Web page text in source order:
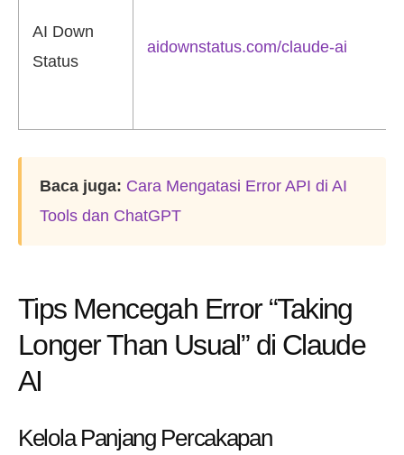
AI Down
Status
aidownstatus.com/claude-ai
Baca juga: Cara Mengatasi Error API di AI
Tools dan ChatGPT
Tips Mencegah Error “Taking
Longer Than Usual” di Claude
AI
Kelola Panjang Percakapan